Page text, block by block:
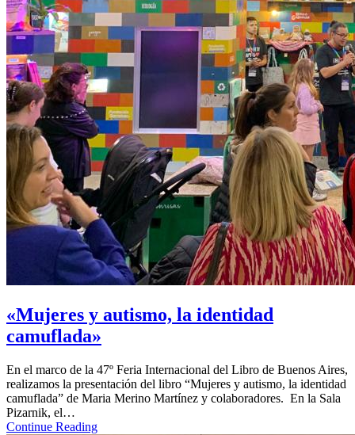
«Mujeres y autismo, la identidad
camuflada»
En el marco de la 47º Feria Internacional del Libro de Buenos Aires,
realizamos la presentación del libro “Mujeres y autismo, la identidad
camuflada” de Maria Merino Martínez y colaboradores. En la Sala
Pizarnik, el…
Continue Reading